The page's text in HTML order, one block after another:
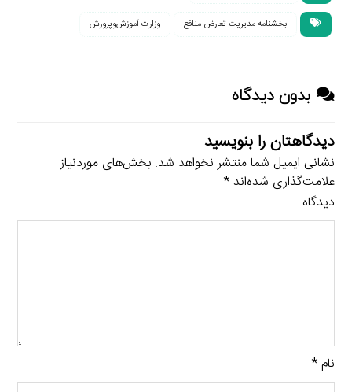
بخشنامه مدیریت تعارض منافع وزارت آموزش‌وپرورش
بدون دیدگاه
دیدگاهتان را بنویسید
نشانی ایمیل شما منتشر نخواهد شد. بخش‌های موردنیاز
علامت‌گذاری شده‌اند*
دیدگاه
نام*